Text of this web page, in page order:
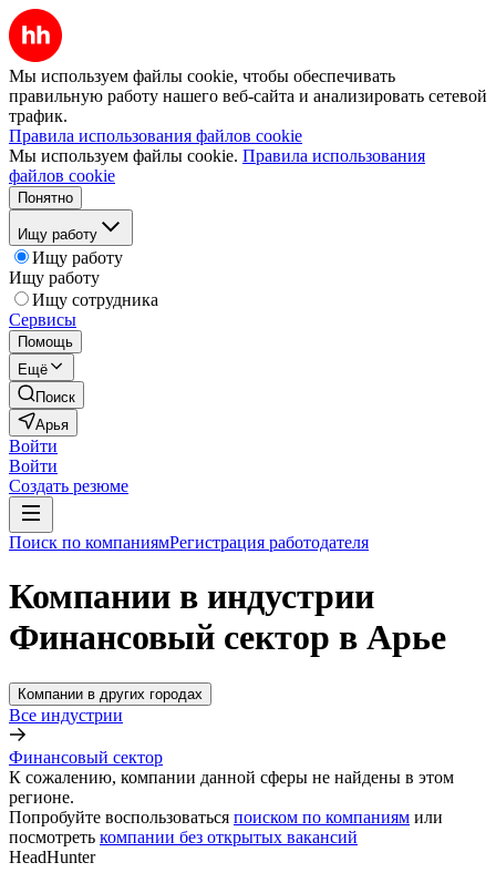
Мы используем файлы cookie, чтобы обеспечивать
правильную работу нашего веб-сайта и анализировать сетевой
трафик.
Правила использования файлов cookie
Мы используем файлы cookie. Правила использования
файлов cookie
Понятно
Ищу работу
Ищу работу
Ищу работу
Ищу сотрудника
Сервисы
Помощь
Ещё
Поиск
Арья
Войти
Войти
Создать резюме
Поиск по компаниямРегистрация работодателя
Компании в индустрии
Финансовый сектор в Арье
Компании в других городах
Все индустрии
Финансовый сектор
К сожалению, компании данной сферы не найдены в этом
регионе.
Попробуйте воспользоваться поиском по компаниям или
посмотреть компании без открытых вакансий
HeadHunter